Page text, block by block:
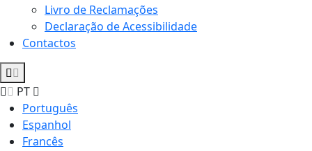
Livro de Reclamações
Declaração de Acessibilidade
Contactos
PT
Português
Espanhol
Francês